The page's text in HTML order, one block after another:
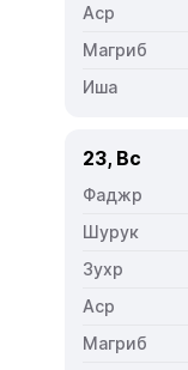
23, Вс